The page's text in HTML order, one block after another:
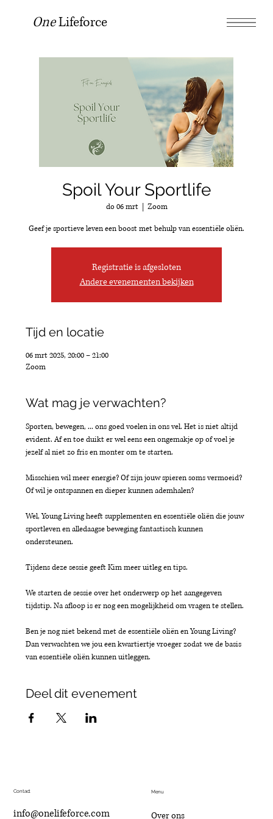
OneLifeforce
Spoil Your Sportlife
do 06 mrt
  |
Zoom
Geef je sportieve leven een boost met behulp van essentiële oliën.
Registratie is afgesloten
Andere evenementen bekijken
Tijd en locatie
06 mrt 2025, 20:00 – 21:00
Zoom
Wat mag je verwachten?
Sporten, bewegen, ... ons goed voelen in ons vel. Het is niet altijd
evident. Af en toe duikt er wel eens een ongemakje op of voel je
jezelf al niet zo fris en monter om te starten.
Misschien wil meer energie? Of zijn jouw spieren soms vermoeid?
Of wil je ontspannen en dieper kunnen ademhalen?
Wel, Young Living heeft supplementen en essentiële oliën die jouw
sportleven en alledaagse beweging fantastisch kunnen
ondersteunen.
Tijdens deze sessie geeft Kim meer uitleg en tips.
We starten de sessie over het onderwerp op het aangegeven
tijdstip. Na afloop is er nog een mogelijkheid om vragen te stellen.
Ben je nog niet bekend met de essentiële oliën en Young Living?
Dan verwachten we jou een kwartiertje vroeger zodat we de basis
van essentiële oliën kunnen uitleggen.
Deel dit evenement
Contact
info@onelifeforce.com
Menu
Over ons